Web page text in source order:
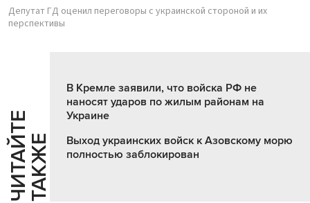
Депутат ГД оценил переговоры с украинской стороной и их
перспективы
Ч
И
Т
АЙ
Т
Е
Т
А
К
ЖЕ
В Кремле заявили, что войска РФ не
наносят ударов по жилым районам на
Украине
Выход украинских войск к Азовскому морю
полностью заблокирован